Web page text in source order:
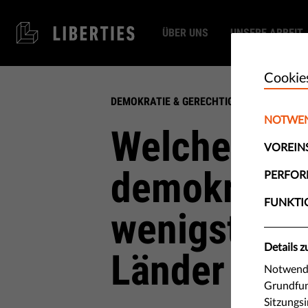
ÜBER UNS UNSERE ARBEIT
DEMOKRATIE & GERECHTIGKEIT
Welche
wenigsten
Länder der
Details